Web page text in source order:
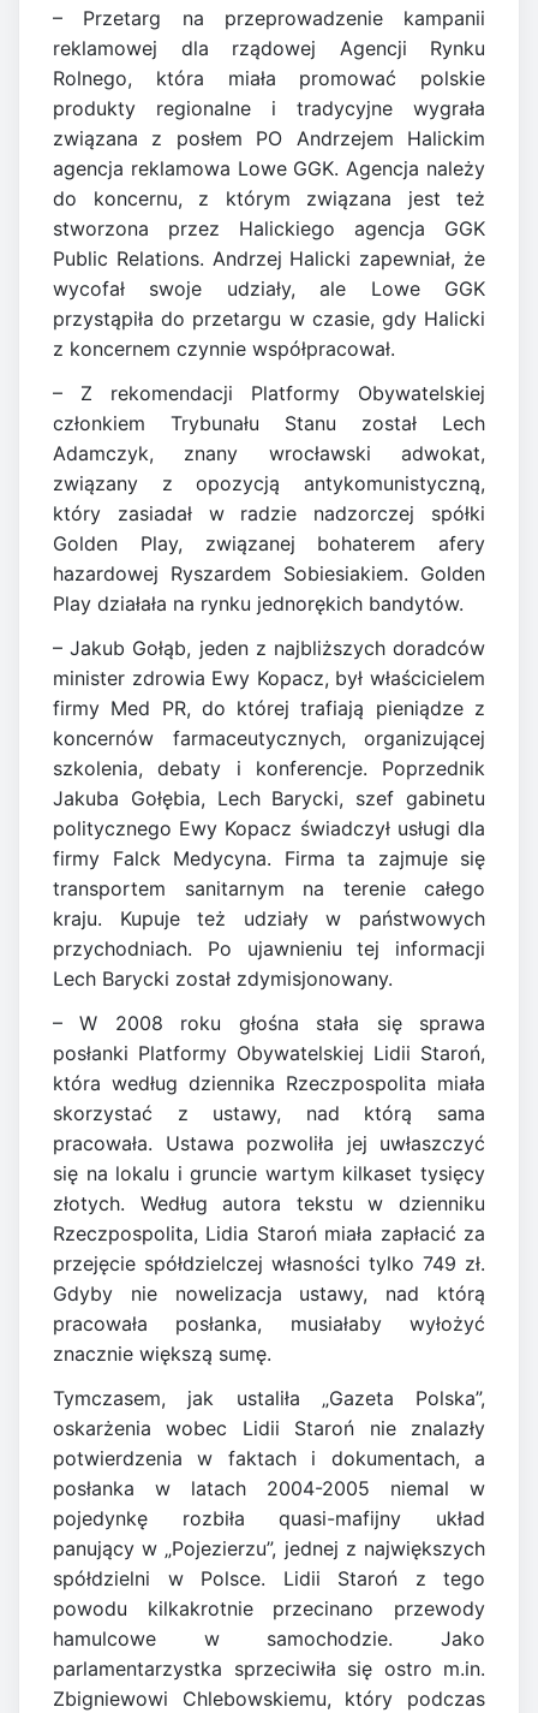
– Przetarg na przeprowadzenie kampanii
reklamowej dla rządowej Agencji Rynku
Rolnego, która miała promować polskie
produkty regionalne i tradycyjne wygrała
związana z posłem PO Andrzejem Halickim
agencja reklamowa Lowe GGK. Agencja należy
do koncernu, z którym związana jest też
stworzona przez Halickiego agencja GGK
Public Relations. Andrzej Halicki zapewniał, że
wycofał swoje udziały, ale Lowe GGK
przystąpiła do przetargu w czasie, gdy Halicki
z koncernem czynnie współpracował.
– Z rekomendacji Platformy Obywatelskiej
członkiem Trybunału Stanu został Lech
Adamczyk, znany wrocławski adwokat,
związany z opozycją antykomunistyczną,
który zasiadał w radzie nadzorczej spółki
Golden Play, związanej bohaterem afery
hazardowej Ryszardem Sobiesiakiem. Golden
Play działała na rynku jednorękich bandytów.
– Jakub Gołąb, jeden z najbliższych doradców
minister zdrowia Ewy Kopacz, był właścicielem
firmy Med PR, do której trafiają pieniądze z
koncernów farmaceutycznych, organizującej
szkolenia, debaty i konferencje. Poprzednik
Jakuba Gołębia, Lech Barycki, szef gabinetu
politycznego Ewy Kopacz świadczył usługi dla
firmy Falck Medycyna. Firma ta zajmuje się
transportem sanitarnym na terenie całego
kraju. Kupuje też udziały w państwowych
przychodniach. Po ujawnieniu tej informacji
Lech Barycki został zdymisjonowany.
– W 2008 roku głośna stała się sprawa
posłanki Platformy Obywatelskiej Lidii Staroń,
która według dziennika Rzeczpospolita miała
skorzystać z ustawy, nad którą sama
pracowała. Ustawa pozwoliła jej uwłaszczyć
się na lokalu i gruncie wartym kilkaset tysięcy
złotych. Według autora tekstu w dzienniku
Rzeczpospolita, Lidia Staroń miała zapłacić za
przejęcie spółdzielczej własności tylko 749 zł.
Gdyby nie nowelizacja ustawy, nad którą
pracowała posłanka, musiałaby wyłożyć
znacznie większą sumę.
Tymczasem, jak ustaliła „Gazeta Polska”,
oskarżenia wobec Lidii Staroń nie znalazły
potwierdzenia w faktach i dokumentach, a
posłanka w latach 2004-2005 niemal w
pojedynkę rozbiła quasi-mafijny układ
panujący w „Pojezierzu”, jednej z największych
spółdzielni w Polsce. Lidii Staroń z tego
powodu kilkakrotnie przecinano przewody
hamulcowe w samochodzie. Jako
parlamentarzystka sprzeciwiła się ostro m.in.
Zbigniewowi Chlebowskiemu, który podczas